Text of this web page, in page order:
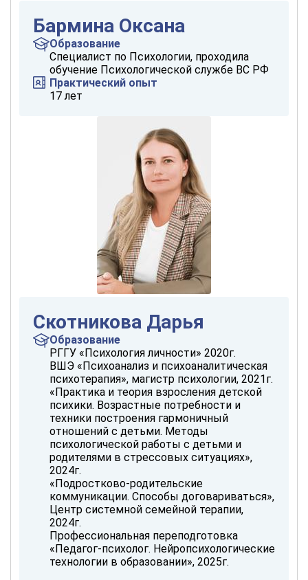
Бармина Оксана
Образование
Специалист по Психологии, проходила
обучение Психологической службе ВС РФ
Практический опыт
17 лет
Скотникова Дарья
Образование
РГГУ «Психология личности» 2020г.
ВШЭ «Психоанализ и психоаналитическая
психотерапия», магистр психологии, 2021г.
«Практика и теория взросления детской
психики. Возрастные потребности и
техники построения гармоничный
отношений с детьми. Методы
психологической работы с детьми и
родителями в стрессовых ситуациях»,
2024г.
«Подростково-родительские
коммуникации. Способы договариваться»,
Центр системной семейной терапии,
2024г.
Профессиональная переподготовка
«Педагог-психолог. Нейропсихологические
технологии в образовании», 2025г.